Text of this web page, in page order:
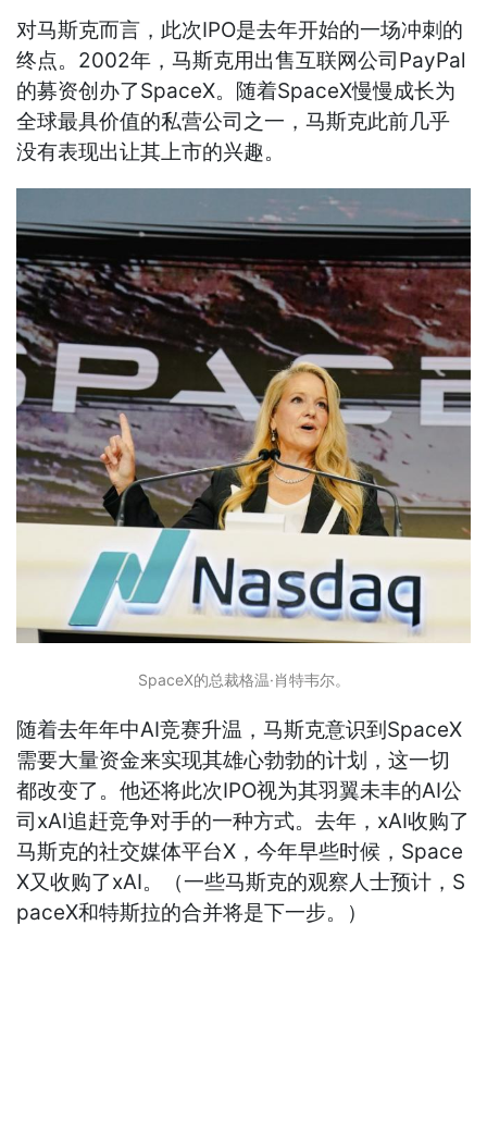
对马斯克而言，此次IPO是去年开始的一场冲刺的
终点。2002年，马斯克用出售互联网公司PayPal
的募资创办了SpaceX。随着SpaceX慢慢成长为
全球最具价值的私营公司之一，马斯克此前几乎
没有表现出让其上市的兴趣。
SpaceX的总裁格温·肖特韦尔。
随着去年年中AI竞赛升温，马斯克意识到SpaceX
需要大量资金来实现其雄心勃勃的计划，这一切
都改变了。他还将此次IPO视为其羽翼未丰的AI公
司xAI追赶竞争对手的一种方式。去年，xAI收购了
马斯克的社交媒体平台X，今年早些时候，Space
X又收购了xAI。（一些马斯克的观察人士预计，S
paceX和特斯拉的合并将是下一步。）